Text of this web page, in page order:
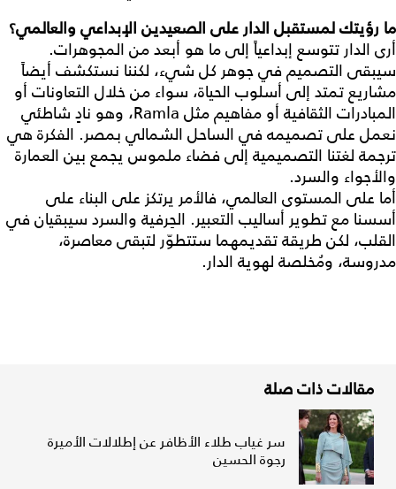
ما رؤيتكلمستقبل الدارعلى الصعيدين الإبداعي والعالمي؟
أرى الدار تتوسع إبداعياً إلى ما هو أبعد من المجوهرات.
سيبقى التصميم في جوهر كل شيء، لكننا نستكشف أيضاً
مشاريع تمتد إلى أسلوب الحياة، سواء من خلال التعاونات أو
المبادرات الثقافية أو مفاهيم مثل Ramla، وهو نادٍ شاطئي
نعمل على تصميمه في الساحل الشمالي بمصر. الفكرة هي
ترجمة لغتنا التصميمية إلى فضاء ملموس يجمع بين العمارة
والأجواء والسرد.
أما على المستوى العالمي، فالأمر يرتكز على البناء على
أسسنا مع تطوير أساليب التعبير. الحِرفية والسرد سيبقيان في
القلب، لكن طريقة تقديمهما ستتطوّر لتبقى معاصرة،
مدروسة، ومُخلصة لهوية الدار.
مقالات ذات صلة
سر غياب طلاء الأظافر عن إطلالات الأميرة
رجوة الحسين